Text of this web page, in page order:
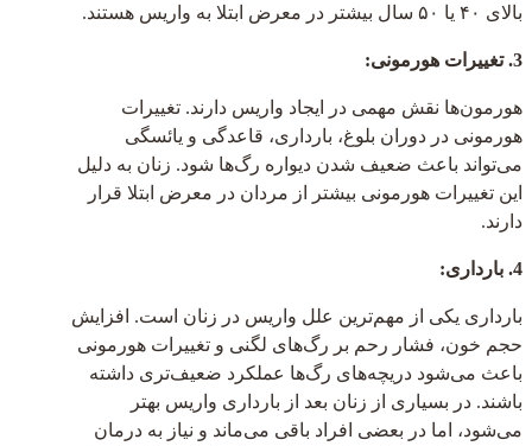
بالای ۴۰ یا ۵۰ سال بیشتر در معرض ابتلا به واریس هستند.
3. تغییرات هورمونی:
هورمون‌ها نقش مهمی در ایجاد واریس دارند. تغییرات
هورمونی در دوران بلوغ، بارداری، قاعدگی و یائسگی
می‌تواند باعث ضعیف شدن دیواره رگ‌ها شود. زنان به دلیل
این تغییرات هورمونی بیشتر از مردان در معرض ابتلا قرار
دارند.
4. بارداری:
بارداری یکی از مهم‌ترین علل واریس در زنان است. افزایش
حجم خون، فشار رحم بر رگ‌های لگنی و تغییرات هورمونی
باعث می‌شود دریچه‌های رگ‌ها عملکرد ضعیف‌تری داشته
باشند. در بسیاری از زنان بعد از بارداری واریس بهتر
می‌شود، اما در بعضی افراد باقی می‌ماند و نیاز به درمان